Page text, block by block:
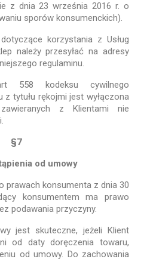
z dnia 23 września 2016 r. o
sporów konsumenckich).
korzystania z Usług
należy przesyłać na adresy
regulaminu.
558 kodeksu cywilnego
z tytułu rękojmi jest wyłączona
z Klientami nie
§7
od umowy
prawach konsumenta z dnia 30
konsumentem ma prawo
podawania przyczyny.
jest skuteczne, jeżeli Klient
od daty doręczenia towaru,
od umowy. Do zachowania